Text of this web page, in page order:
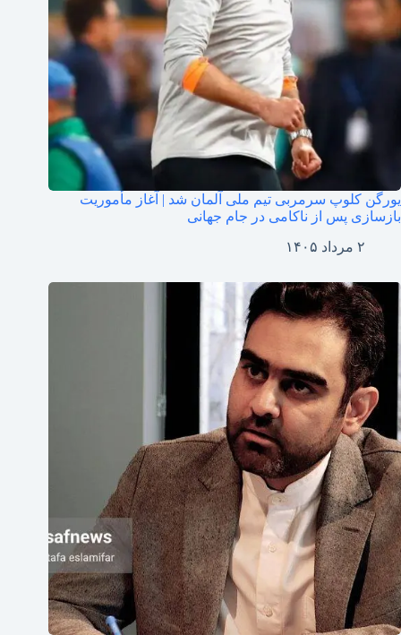
یورگن کلوپ سرمربی تیم ملی آلمان شد | آغاز مأموریت
بازسازی پس از ناکامی در جام جهانی
۲ مرداد ۱۴۰۵